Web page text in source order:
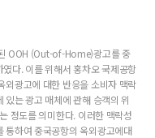
OOH (Out-of-Home)광고를 중
다. 이를 위해서 홍차오 국제공항
외광고에 대한 반응을 소비자 맥락
는 광고 매체에 관해 승객의 위
정도를 의미한다. 이러한 맥락성
통하여 중국공항의 옥외광고에대